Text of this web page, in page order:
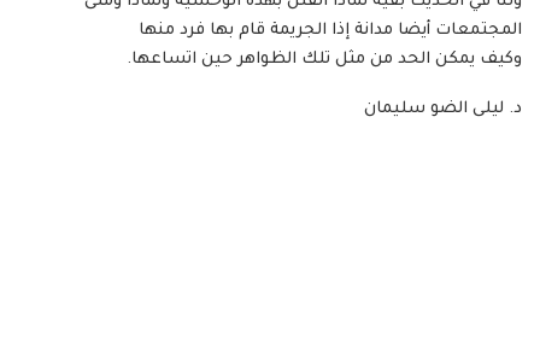
المجتمعات أيضا مدانة إذا الجريمة قام بها فرد منها
وكيف يمكن الحد من مثل تلك الظواهر حين اتساعها.
د. ليلى الضو سليمان